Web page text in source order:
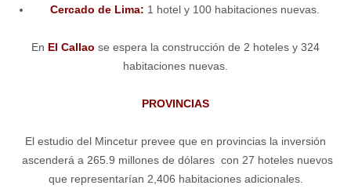
Cercado de Lima: 1 hotel y 100 habitaciones nuevas.
En El Callao se espera la construcción de 2 hoteles y 324
habitaciones nuevas.
PROVINCIAS
El estudio del Mincetur prevee que en provincias la inversión
ascenderá a 265.9 millones de dólares con 27 hoteles nuevos
que representarían 2,406 habitaciones adicionales.